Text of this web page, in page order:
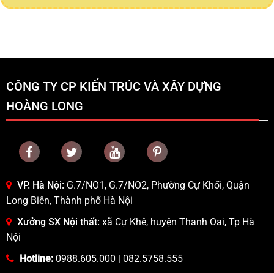
CÔNG TY CP KIẾN TRÚC VÀ XÂY DỰNG
HOÀNG LONG
VP. Hà Nội: G.7/NO1, G.7/NO2, Phường Cự Khối, Quận
Long Biên, Thành phố Hà Nội
Xưởng SX Nội thất: xã Cự Khê, huyện Thanh Oai, Tp Hà
Nội
Hotline: 0988.605.000 | 082.5758.555